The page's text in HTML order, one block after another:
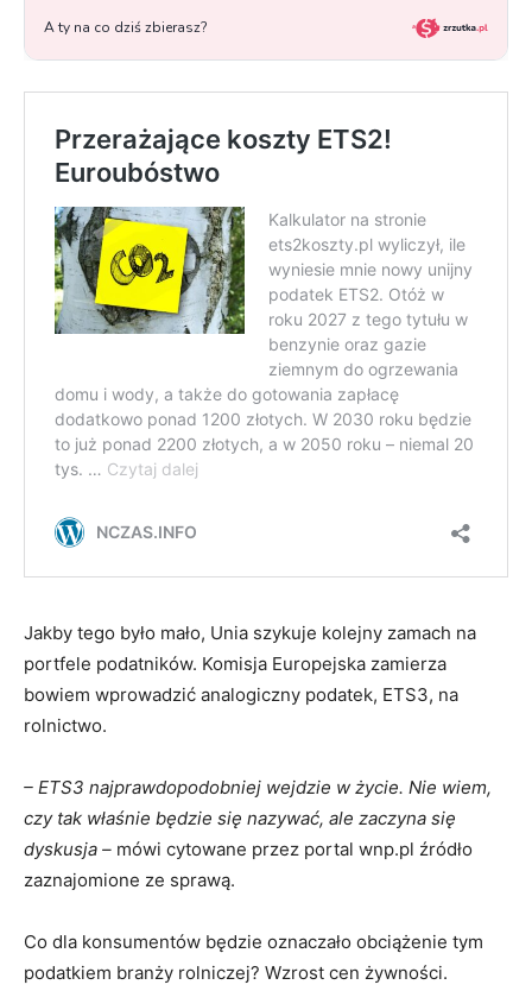
Jakby tego było mało, Unia szykuje kolejny zamach na
portfele podatników. Komisja Europejska zamierza
bowiem wprowadzić analogiczny podatek, ETS3, na
rolnictwo.
– ETS3 najprawdopodobniej wejdzie w życie. Nie wiem,
czy tak właśnie będzie się nazywać, ale zaczyna się
dyskusja – mówi cytowane przez portal wnp.pl źródło
zaznajomione ze sprawą.
Co dla konsumentów będzie oznaczało obciążenie tym
podatkiem branży rolniczej? Wzrost cen żywności.